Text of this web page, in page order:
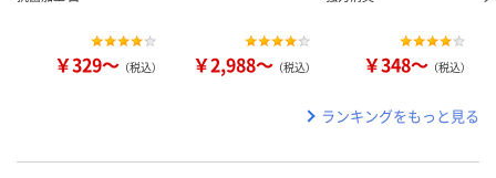
￥329～ （税込） ￥2,988～ （税込） ￥348～ （税込）
ランキングをもっと見る